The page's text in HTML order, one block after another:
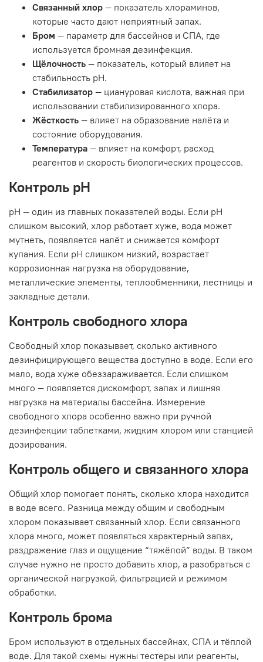
Связанный хлор — показатель хлораминов,
которые часто дают неприятный запах.
Бром — параметр для бассейнов и СПА, где
используется бромная дезинфекция.
Щёлочность — показатель, который влияет на
стабильность pH.
Стабилизатор — циануровая кислота, важная при
использовании стабилизированного хлора.
Жёсткость — влияет на образование налёта и
состояние оборудования.
Температура — влияет на комфорт, расход
реагентов и скорость биологических процессов.
Контроль pH
pH — один из главных показателей воды. Если pH
слишком высокий, хлор работает хуже, вода может
мутнеть, появляется налёт и снижается комфорт
купания. Если pH слишком низкий, возрастает
коррозионная нагрузка на оборудование,
металлические элементы, теплообменники, лестницы и
закладные детали.
Контроль свободного хлора
Свободный хлор показывает, сколько активного
дезинфицирующего вещества доступно в воде. Если его
мало, вода хуже обеззараживается. Если слишком
много — появляется дискомфорт, запах и лишняя
нагрузка на материалы бассейна. Измерение
свободного хлора особенно важно при ручной
дезинфекции таблетками, жидким хлором или станцией
дозирования.
Контроль общего и связанного хлора
Общий хлор помогает понять, сколько хлора находится
в воде всего. Разница между общим и свободным
хлором показывает связанный хлор. Если связанного
хлора много, может появляться характерный запах,
раздражение глаз и ощущение “тяжёлой” воды. В таком
случае нужно не просто добавить хлор, а разобраться с
органической нагрузкой, фильтрацией и режимом
обработки.
Контроль брома
Бром используют в отдельных бассейнах, СПА и тёплой
воде. Для такой схемы нужны тестеры или реагенты,